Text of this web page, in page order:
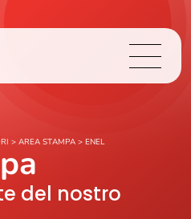
> AREA STAMPA > ENEL
del nostro